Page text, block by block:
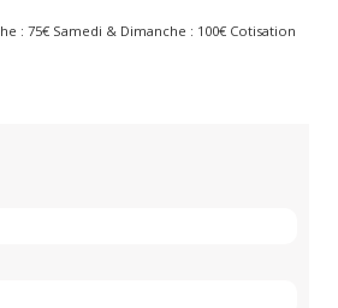
: 75€ Samedi & Dimanche : 100€ Cotisation